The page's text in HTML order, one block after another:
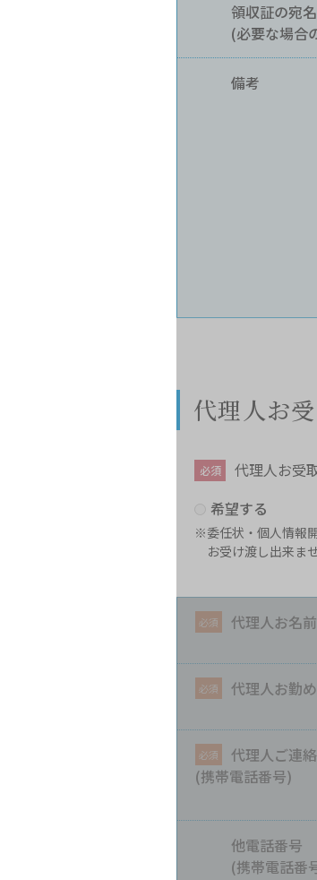
領収証の宛名
(必要な場合
備考
代理人お
代理人お受
希望する
※委任状・個人情報
お受け渡し出来ま
代理人お名前
代理人お勤
代理人ご連
(携帯電話番号)
他電話番号
(携帯電話番